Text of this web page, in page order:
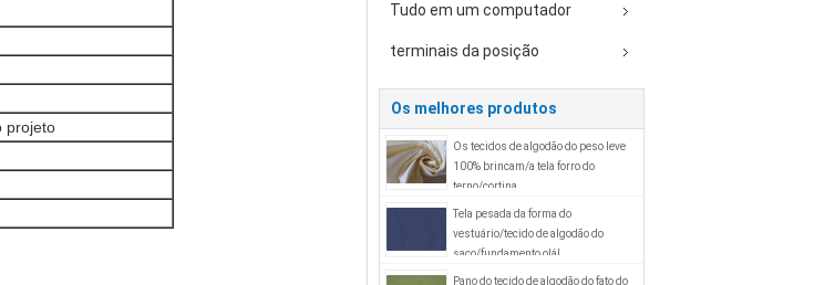
projeto
Tudo em um computador
terminais da posição
Os melhores produtos
Os tecidos de algodão do peso leve
100% brincam/a tela forro do
terno/cortina
Tela pesada da forma do
vestuário/tecido de algodão do
saco/fundamento olá!
Pano do tecido de algodão do fato do